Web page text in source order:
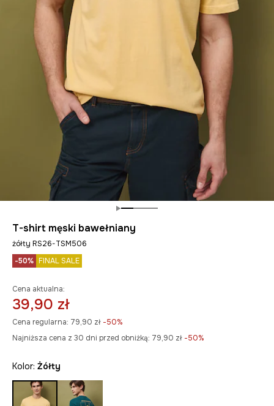
T-shirt męski bawełniany
żółty RS26-TSM506
-50% FINAL SALE
Cena aktualna:
39,90 zł
Cena regularna: 79,90 zł -50%
Najniższa cena z 30 dni przed obniżką: 79,90 zł -50%
Kolor: żółty